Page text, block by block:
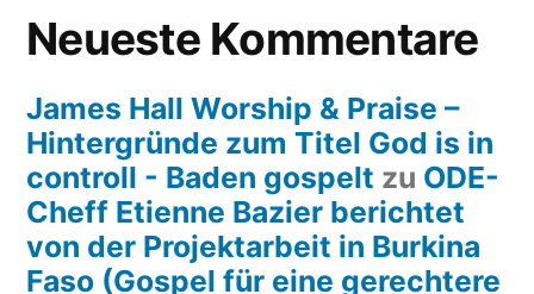
Neueste Kommentare
James Hall Worship & Praise –
Hintergründe zum Titel God is in
controll - Baden gospelt zu ODE-
Cheff Etienne Bazier berichtet
von der Projektarbeit in Burkina
Faso (Gospel für eine gerechtere